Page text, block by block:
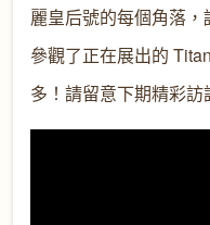
麗皇后號的每個角落
參觀了正在展出的
多！請留意下期精彩訪